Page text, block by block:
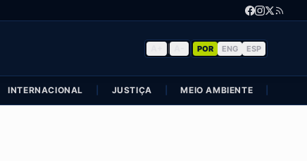
POR ENG ESP
INTERNACIONAL JUSTIÇA MEIO AMBIENTE